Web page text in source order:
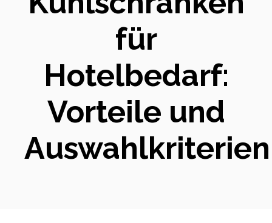
für
Hotelbedarf:
Vorteile und
Auswahlkriterien